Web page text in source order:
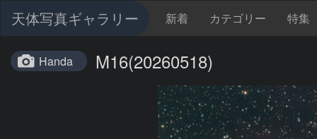
天体写真ギャラリー 新着 カテゴリー 特集
Handa M16(20260518)